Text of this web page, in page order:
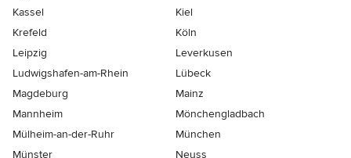
Kassel
Kiel
Krefeld
Köln
Leipzig
Leverkusen
Ludwigshafen-am-Rhein
Lübeck
Magdeburg
Mainz
Mannheim
Mönchen­gladbach
Mülheim-an-der-Ruhr
München
Münster
Neuss